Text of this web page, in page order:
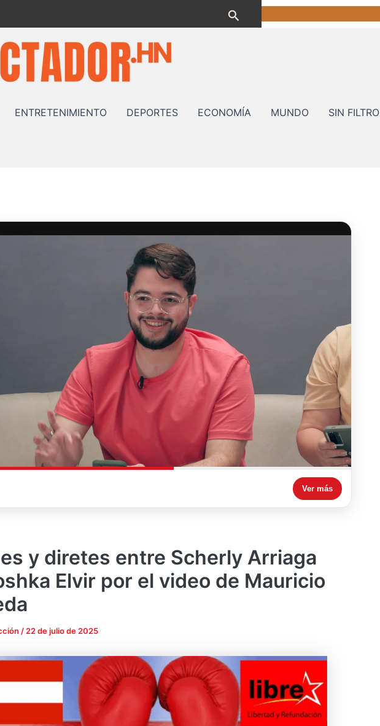
Buscar
ENTRETENIMIENTO DEPORTES ECONOMÍA MUNDO SIN FILTRO
Ver más
y diretes entre Scherly Arriaga
Elvir por el video de Mauricio
/ 22 de julio de 2025